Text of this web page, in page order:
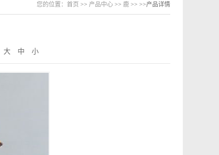
您的位置： 首页 >> 产品中心 >> 鹿 >> >>产品详情
大 中 小